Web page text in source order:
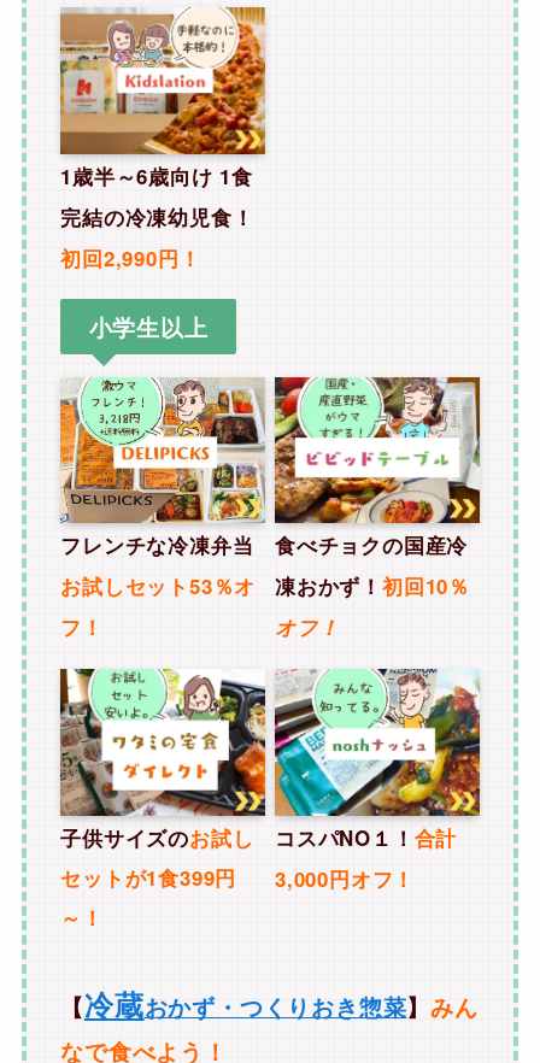
1歳半～6歳向け 1食
完結の冷凍幼児食！
初回2,990円！
小学生以上
フレンチな冷凍弁当
お試しセット53％オ
フ！
食べチョクの国産冷
凍おかず！初回10％
オフ！
子供サイズのお試し
セットが1食399円
～！
コスパNO１！ 合計
3,000円オフ！
【冷蔵おかず・つくりおき惣菜】みん
なで食べよう！